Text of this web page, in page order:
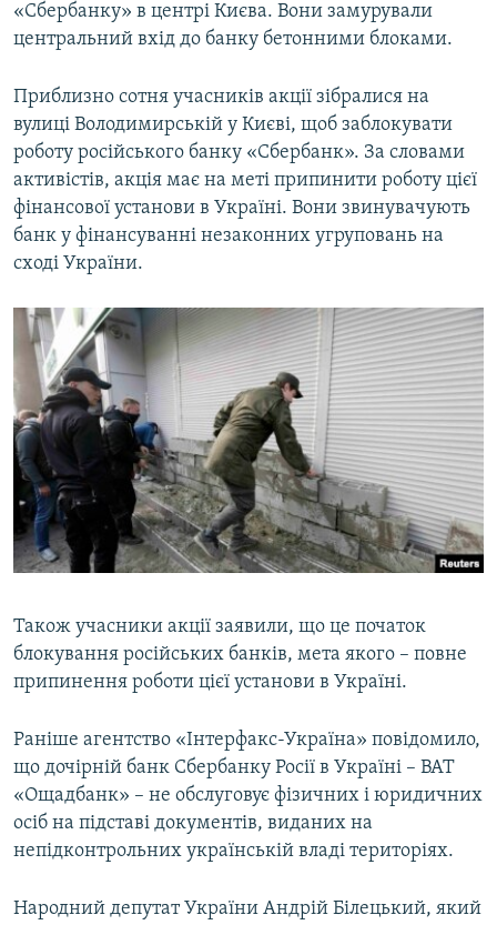
«Сбербанку» в центрі Києва. Вони замурували
центральний вхід до банку бетонними блоками.
Приблизно сотня учасників акції зібралися на
вулиці Володимирській у Києві, щоб заблокувати
роботу російського банку «Сбербанк». За словами
активістів, акція має на меті припинити роботу цієї
фінансової установи в Україні. Вони звинувачують
банк у фінансуванні незаконних угруповань на
сході України.
Також учасники акції заявили, що це початок
блокування російських банків, мета якого – повне
припинення роботи цієї установи в Україні.
Раніше агентство «Інтерфакс-Україна» повідомило,
що дочірній банк Сбербанку Росії в Україні – ВАТ
«Ощадбанк» – не обслуговує фізичних і юридичних
осіб на підставі документів, виданих на
непідконтрольних українській владі територіях.
Народний депутат України Андрій Білецький, який